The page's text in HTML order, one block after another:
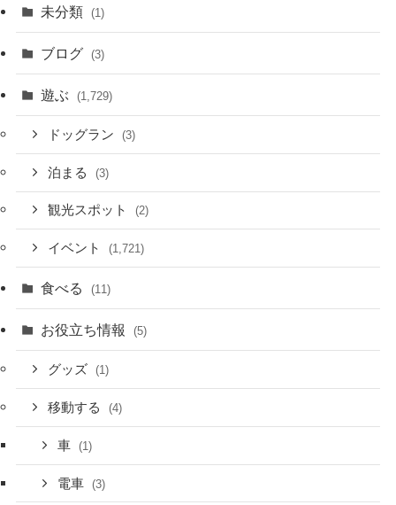
未分類 (1)
ブログ (3)
遊ぶ (1,729)
ドッグラン (3)
泊まる (3)
観光スポット (2)
イベント (1,721)
食べる (11)
お役立ち情報 (5)
グッズ (1)
移動する (4)
車 (1)
電車 (3)